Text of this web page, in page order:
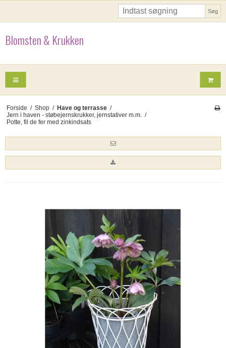
Søg
Blomsten & Krukken
Forside / Shop / Have og terrasse /
Jern i haven - støbejernskrukker, jernstativer m.m.
/
Potte, fil de fer med zinkindsats